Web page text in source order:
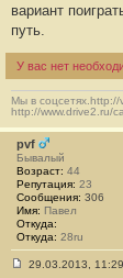
вариант
путь.
У вас нет
Мы в соцсетях.http://
http://www.drive2.ru/
pvf
Бывалый
Возраст: 44
Репутация: 23
Сообщения: 306
Имя: Павел
Откуда:
Откуда: 28ru
29.03.2013, 11:29